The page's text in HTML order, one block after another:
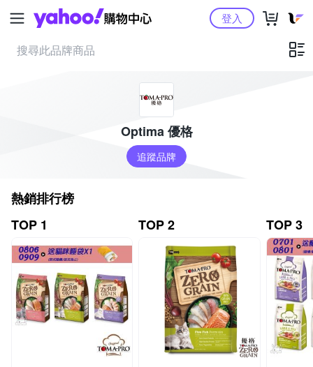
Yahoo購物中心登入
Optima 優格
追蹤品牌
熱銷排行榜
TOP 1
TOP 2 TOP 3